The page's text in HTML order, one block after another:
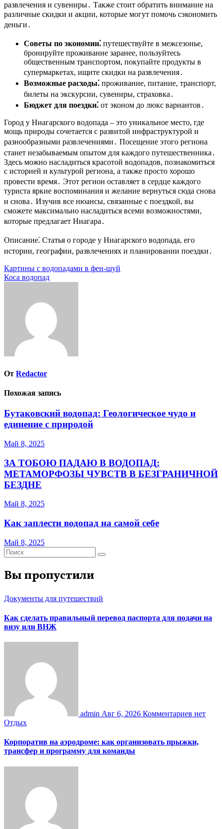
развлечения и сувениры․ Также стоит обратить внимание на
различные скидки и акции, которые могут помочь сэкономить
деньги․
Советы по экономии⁚ путешествуйте в межсезонье,
бронируйте проживание заранее, пользуйтесь
общественным транспортом, покупайте продукты в
супермаркетах, ищите скидки на развлечения․
Возможные расходы⁚ проживание, питание, транспорт,
билеты на экскурсии, сувениры, страховка․
Бюджет для поездки⁚ от эконом до люкс вариантов․
Город у Ниагарского водопада – это уникальное место, где
мощь природы сочетается с развитой инфраструктурой и
разнообразными развлечениями․ Посещение этого региона
станет незабываемым опытом для каждого путешественника․
Здесь можно насладиться красотой водопадов, познакомиться
с историей и культурой региона, а также просто хорошо
провести время․ Этот регион оставляет в сердце каждого
туриста яркие воспоминания и желание вернуться сюда снова
и снова․ Изучив все нюансы, связанные с поездкой, вы
сможете максимально насладиться всеми возможностями,
которые предлагает Ниагара․
Описание⁚ Статья о городе у Ниагарского водопада, его
истории, географии, развлечениях и планировании поездки․
Навигация
по
Картины с водопадами в фен-шуй
Коса водопад
От Redactor
Похожая запись
Бутаковский водопад: Геологическое чудо и
единение с природой
Май 8, 2025
ЗА ТОБОЮ ПАДАЮ В ВОДОПАД:
МЕТАМОРФОЗЫ ЧУВСТВ В БЕЗГРАНИЧНОЙ
БЕЗДНЕ
Май 8, 2025
Как заплести водопад на самой себе
Май 8, 2025
Вы пропустили
Документы для путешествий
Как сделать правильный перевод паспорта для подачи на
визу или ВНЖ
admin Авг 6, 2026 Комментариев нет
Отдых
Корпоратив на аэродроме: как организовать прыжки,
трансфер и программу для команды